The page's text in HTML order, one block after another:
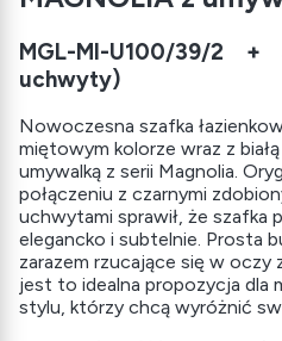
MGL-MI-U100/39/2 +
uchwyty)
Nowoczesna szafka
miętowym kolorze wraz z
umywalką z serii Magnolia.
połączeniu z czarnymi
uchwytami sprawił, że szafka
elegancko i subtelnie. Prosta
zarazem rzucające się w oczy
jest to idealna propozycja dla
stylu, którzy chcą wyróżnić